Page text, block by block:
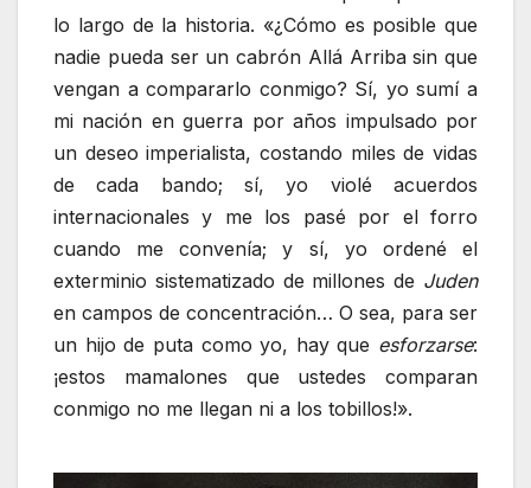
lo largo de la historia. «¿Cómo es posible que
nadie pueda ser un cabrón Allá Arriba sin que
vengan a compararlo conmigo? Sí, yo sumí a
mi nación en guerra por años impulsado por
un deseo imperialista, costando miles de vidas
de cada bando; sí, yo violé acuerdos
internacionales y me los pasé por el forro
cuando me convenía; y sí, yo ordené el
exterminio sistematizado de millones de Juden
en campos de concentración… O sea, para ser
un hijo de puta como yo, hay que esforzarse:
¡estos mamalones que ustedes comparan
conmigo no me llegan ni a los tobillos!».